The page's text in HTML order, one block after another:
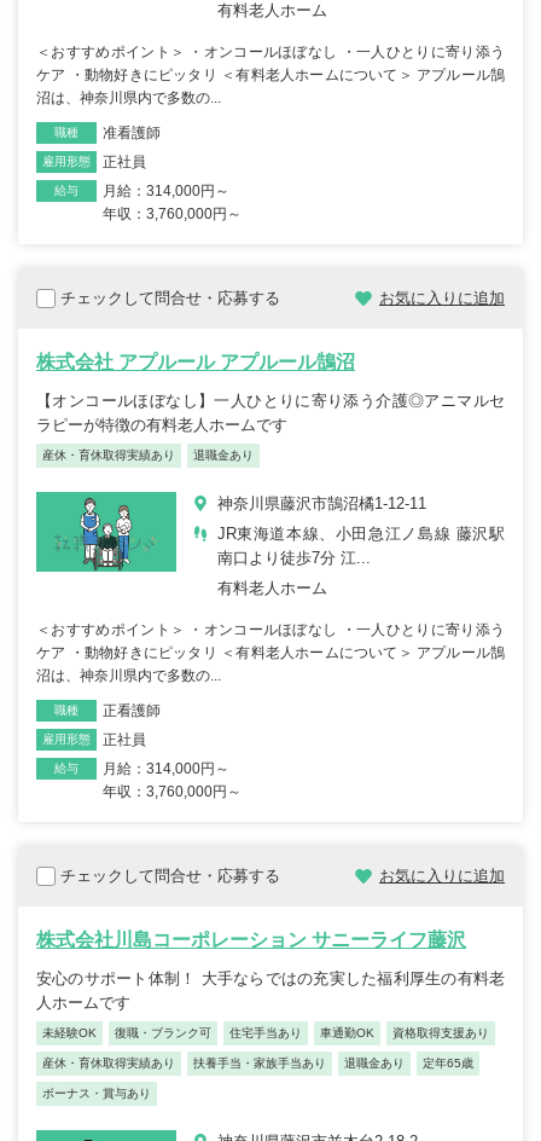
有料老人ホーム
＜おすすめポイント＞ ・オンコールほぼなし ・一人ひとりに寄り添う
ケア ・動物好きにピッタリ ＜有料老人ホームについて＞ アプルール鵠
沼は、神奈川県内で多数の...
職種 准看護師
雇用形態 正社員
給与
月給：314,000円～
年収：3,760,000円～
チェックして問合せ・応募する お気に入りに追加
株式会社 アプルール アプルール鵠沼
【オンコールほぼなし】一人ひとりに寄り添う介護◎アニマルセ
ラピーが特徴の有料老人ホームです
産休・育休取得実績あり 退職金あり
神奈川県藤沢市鵠沼橘1-12-11
JR東海道本線、小田急江ノ島線 藤沢駅
南口より徒歩7分 江...
有料老人ホーム
＜おすすめポイント＞ ・オンコールほぼなし ・一人ひとりに寄り添う
ケア ・動物好きにピッタリ ＜有料老人ホームについて＞ アプルール鵠
沼は、神奈川県内で多数の...
職種 正看護師
雇用形態 正社員
給与
月給：314,000円～
年収：3,760,000円～
チェックして問合せ・応募する お気に入りに追加
株式会社川島コーポレーション サニーライフ藤沢
安心のサポート体制！ 大手ならではの充実した福利厚生の有料老
人ホームです
未経験OK 復職・ブランク可 住宅手当あり 車通勤OK 資格取得支援あり
産休・育休取得実績あり 扶養手当・家族手当あり 退職金あり 定年65歳
ボーナス・賞与あり